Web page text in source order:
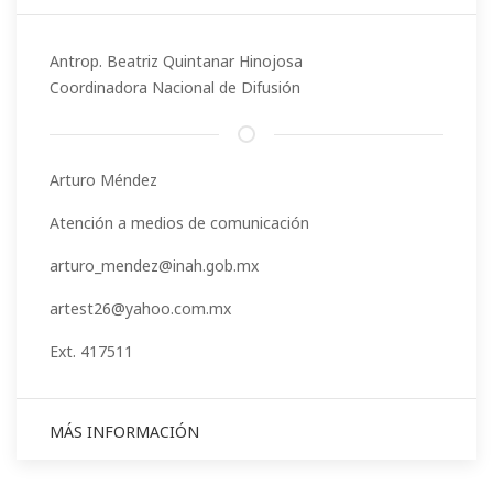
Antrop. Beatriz Quintanar Hinojosa
Coordinadora Nacional de Difusión
Arturo Méndez
Atención a medios de comunicación
arturo_mendez@inah.gob.mx
artest26@yahoo.com.mx
Ext. 417511
MÁS INFORMACIÓN